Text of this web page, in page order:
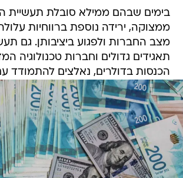
בימים שבהם ממילא סובלת תעשיית
ממצוקה, ירידה נוספת ברווחיות
מצב החברות ולפגוע ביציבותן. גם
תאגידים גדולים וחברות טכנולוגיה
הכנסות בדולרים, נאלצים להתמודד